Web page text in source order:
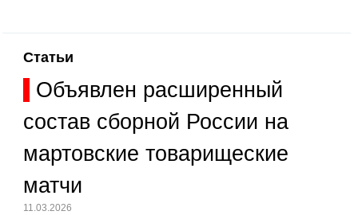
Статьи
Объявлен расширенный
состав сборной России на
мартовские товарищеские
матчи
11.03.2026